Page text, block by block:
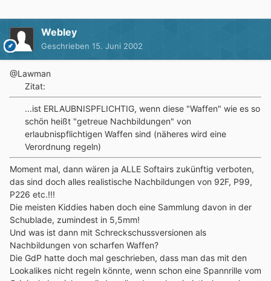
Webley
Geschrieben 15. Juni 2002
@Lawman
Zitat:
...ist ERLAUBNISPFLICHTIG, wenn diese "Waffen" wie es so
schön heißt "getreue Nachbildungen" von
erlaubnispflichtigen Waffen sind (näheres wird eine
Verordnung regeln)
Moment mal, dann wären ja ALLE Softairs zukünftig verboten,
das sind doch alles realistische Nachbildungen von 92F, P99,
P226 etc.!!!
Die meisten Kiddies haben doch eine Sammlung davon in der
Schublade, zumindest in 5,5mm!
Und was ist dann mit Schreckschussversionen als
Nachbildungen von scharfen Waffen?
Die GdP hatte doch mal geschrieben, dass man das mit den
Lookalikes nicht regeln könnte, wenn schon eine Spannrille vom